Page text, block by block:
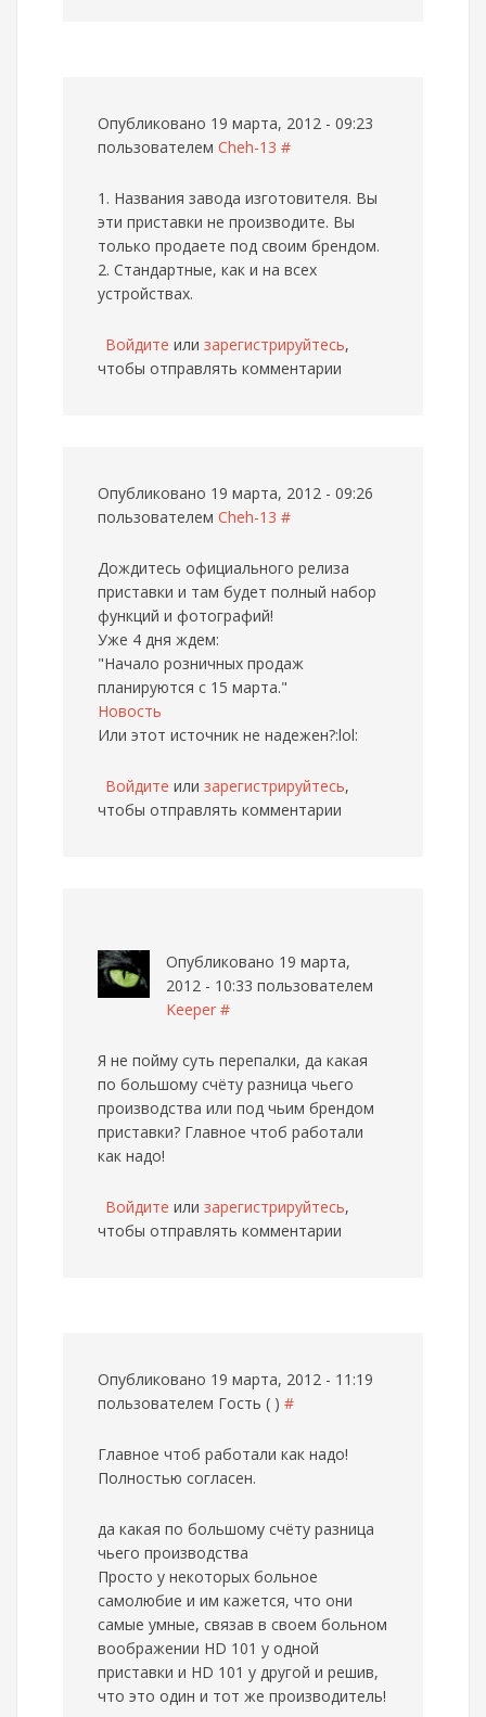
Опубликовано 19 марта, 2012 - 09:23
пользователем Cheh-13 #
1. Названия завода изготовителя. Вы
эти приставки не производите. Вы
только продаете под своим брендом.
2. Стандартные, как и на всех
устройствах.
Войдите или зарегистрируйтесь,
чтобы отправлять комментарии
Опубликовано 19 марта, 2012 - 09:26
пользователем Cheh-13 #
Дождитесь официального релиза
приставки и там будет полный набор
функций и фотографий!
Уже 4 дня ждем:
"Начало розничных продаж
планируются с 15 марта."
Новость
Или этот источник не надежен?:lol:
Войдите или зарегистрируйтесь,
чтобы отправлять комментарии
Опубликовано 19 марта,
2012 - 10:33 пользователем
Keeper #
Я не пойму суть перепалки, да какая
по большому счёту разница чьего
производства или под чьим брендом
приставки? Главное чтоб работали
как надо!
Войдите или зарегистрируйтесь,
чтобы отправлять комментарии
Опубликовано 19 марта, 2012 - 11:19
пользователем Гость ( ) #
Главное чтоб работали как надо!
Полностью согласен.
да какая по большому счёту разница
чьего производства
Просто у некоторых больное
самолюбие и им кажется, что они
самые умные, связав в своем больном
воображении HD 101 у одной
приставки и HD 101 у другой и решив,
что это один и тот же производитель!